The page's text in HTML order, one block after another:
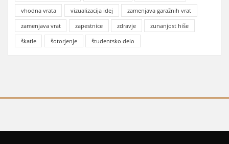
vhodna vrata
vizualizacija idej
zamenjava garažnih vrat
zamenjava vrat
zapestnice zdravje
zunanjost hiše
škatle
šotorjenje študentsko delo